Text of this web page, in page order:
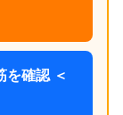
を確認 ＜